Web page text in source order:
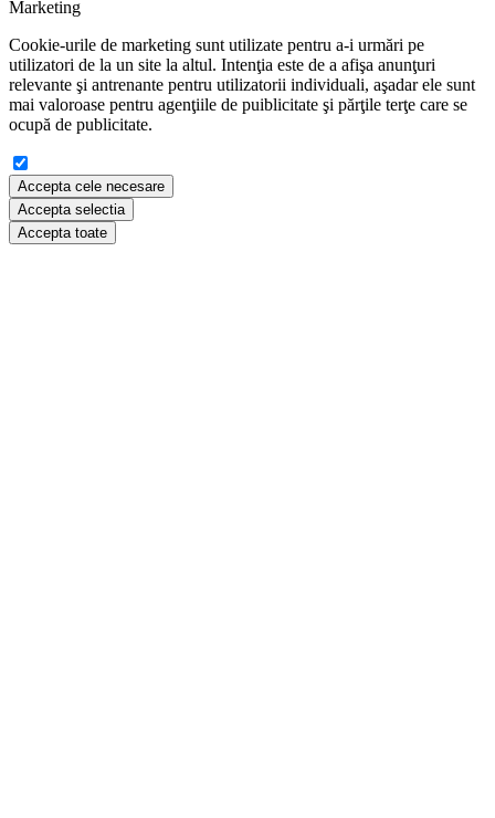
Marketing
Cookie-urile de marketing sunt utilizate pentru a-i urmări pe
utilizatori de la un site la altul. Intenţia este de a afişa anunţuri
relevante şi antrenante pentru utilizatorii individuali, aşadar ele sunt
mai valoroase pentru agenţiile de puiblicitate şi părţile terţe care se
ocupă de publicitate.
Accepta cele necesare
Accepta selectia
Accepta toate